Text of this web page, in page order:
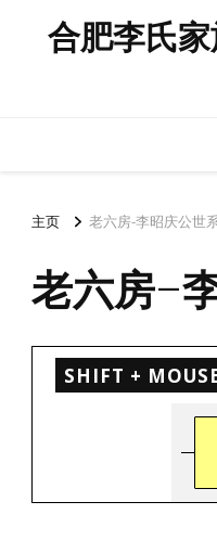
合肥李氏
主页 老六房-李昭庆公世
老六房-
SHIFT +